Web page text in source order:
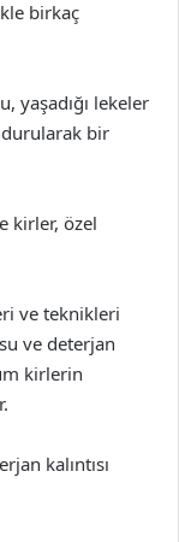
birkaç
yaşadığı lekeler
bir
kirler, özel
ve teknikleri
ve deterjan
kirlerin
kalıntısı